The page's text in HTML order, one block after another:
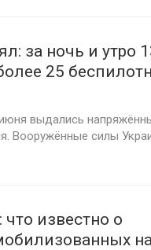
за ночь и утро
25
атак
выдались
Вооружённые силы
известно о